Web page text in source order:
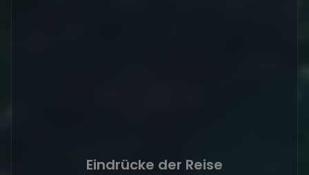
Eindrücke der Reise